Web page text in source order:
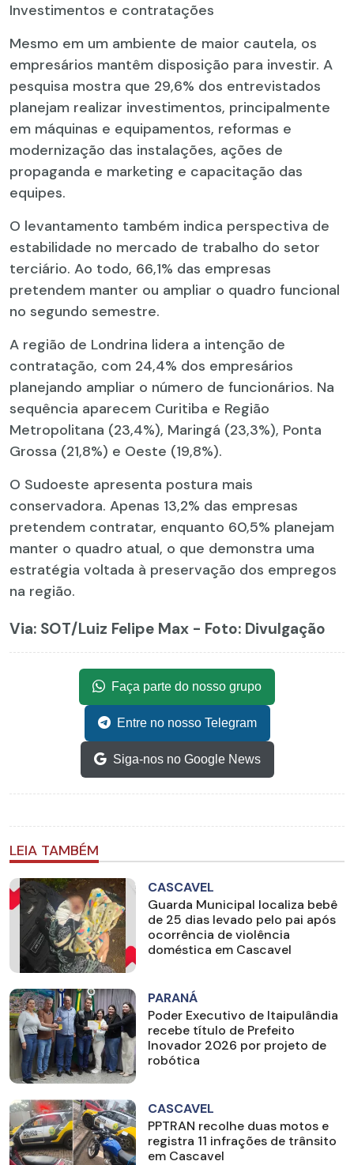
Investimentos e contratações
Mesmo em um ambiente de maior cautela, os
empresários mantêm disposição para investir. A
pesquisa mostra que 29,6% dos entrevistados
planejam realizar investimentos, principalmente
em máquinas e equipamentos, reformas e
modernização das instalações, ações de
propaganda e marketing e capacitação das
equipes.
O levantamento também indica perspectiva de
estabilidade no mercado de trabalho do setor
terciário. Ao todo, 66,1% das empresas
pretendem manter ou ampliar o quadro funcional
no segundo semestre.
A região de Londrina lidera a intenção de
contratação, com 24,4% dos empresários
planejando ampliar o número de funcionários. Na
sequência aparecem Curitiba e Região
Metropolitana (23,4%), Maringá (23,3%), Ponta
Grossa (21,8%) e Oeste (19,8%).
O Sudoeste apresenta postura mais
conservadora. Apenas 13,2% das empresas
pretendem contratar, enquanto 60,5% planejam
manter o quadro atual, o que demonstra uma
estratégia voltada à preservação dos empregos
na região.
Via: SOT/Luiz Felipe Max - Foto: Divulgação
Faça parte do nosso grupo
Entre no nosso Telegram
Siga-nos no Google News
LEIA TAMBÉM
CASCAVEL
Guarda Municipal localiza bebê
de 25 dias levado pelo pai após
ocorrência de violência
doméstica em Cascavel
PARANÁ
Poder Executivo de Itaipulândia
recebe título de Prefeito
Inovador 2026 por projeto de
robótica
CASCAVEL
PPTRAN recolhe duas motos e
registra 11 infrações de trânsito
em Cascavel